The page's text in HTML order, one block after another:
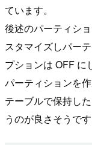
ています。
後述のパーティシ
スタマイズしパー
プションは OFF に
パーティションを
テーブルで保持し
うのが良さそうです